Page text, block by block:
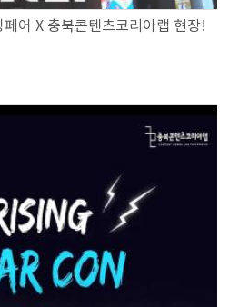
어 X 충북콘텐츠코리아랩 현장!